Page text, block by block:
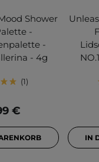
Shower
-
-
- 4g
1
€
IN